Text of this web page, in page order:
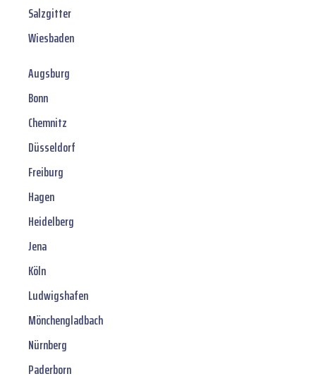
Salzgitter
Wiesbaden
Augsburg
Bonn
Chemnitz
Düsseldorf
Freiburg
Hagen
Heidelberg
Jena
Köln
Ludwigshafen
Mönchengladbach
Nürnberg
Paderborn